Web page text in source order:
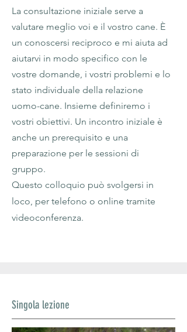
La consultazione iniziale serve a
valutare meglio voi e il vostro cane. È
un conoscersi reciproco e mi aiuta ad
aiutarvi in modo specifico con le
vostre domande, i vostri problemi e lo
stato individuale della relazione
uomo-cane. Insieme definiremo i
vostri obiettivi. Un incontro iniziale è
anche un prerequisito e una
preparazione per le sessioni di
gruppo.
Questo colloquio può svolgersi in
loco, per telefono o online tramite
videoconferenza.
Singola lezione